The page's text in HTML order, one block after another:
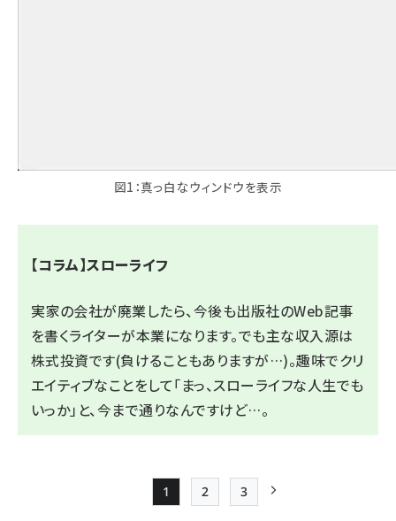
図1：真っ白なウィンドウを表示
【コラム】スローライフ
実家の会社が廃業したら、今後も出版社のWeb記事
を書くライターが本業になります。でも主な収入源は
株式投資です(負けることもありますが…)。趣味でクリ
エイティブなことをして「まっ、スローライフな人生でも
いっか」と、今まで通りなんですけど…。
Page
1
Page
2
Page
3